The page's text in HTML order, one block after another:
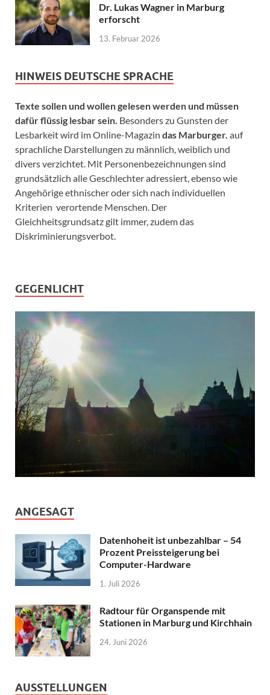
Dr. Lukas Wagner in Marburg
erforscht
13. Februar 2026
HINWEIS DEUTSCHE SPRACHE
Texte sollen und wollen gelesen werden und müssen
dafür flüssig lesbar sein. Besonders zu Gunsten der
Lesbarkeit wird im Online-Magazin das Marburger. auf
sprachliche Darstellungen zu männlich, weiblich und
divers verzichtet. Mit Personenbezeichnungen sind
grundsätzlich alle Geschlechter adressiert, ebenso wie
Angehörige ethnischer oder sich nach individuellen
Kriterien verortende Menschen. Der
Gleichheitsgrundsatz gilt immer, zudem das
Diskriminierungsverbot.
GEGENLICHT
ANGESAGT
Datenhoheit ist unbezahlbar – 54
Prozent Preissteigerung bei
Computer-Hardware
1. Juli 2026
Radtour für Organspende mit
Stationen in Marburg und Kirchhain
24. Juni 2026
AUSSTELLUNGEN